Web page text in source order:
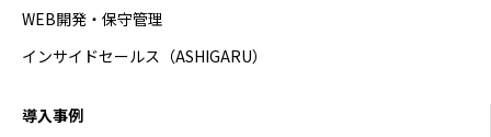
WEB開発・保守管理
インサイドセールス（ASHIGARU）
導入事例